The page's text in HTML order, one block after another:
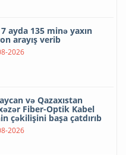
7 ayda 135 minə yaxın
arayış verib
2026
və Qazaxıstan
Fiber-Optik Kabel
çəkilişini başa çatdırıb
2026